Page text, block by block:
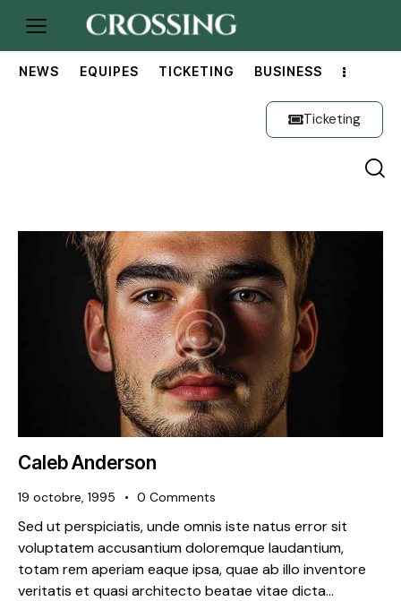
NEWS EQUIPES TICKETING BUSINESS
Ticketing
Caleb Anderson
19 octobre, 1995 0 Comments
Sed ut perspiciatis, unde omnis iste natus error sit
voluptatem accusantium doloremque laudantium,
totam rem aperiam eaque ipsa, quae ab illo inventore
veritatis et quasi architecto beatae vitae dicta…